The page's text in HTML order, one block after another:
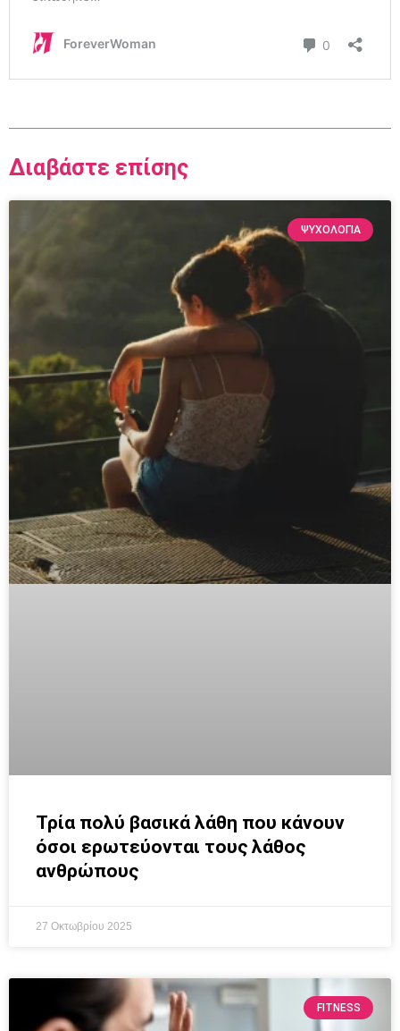
Διαβάστε επίσης
ΨΥΧΟΛΟΓΙΑ
Τρία πολύ βασικά λάθη που κάνουν
όσοι ερωτεύονται τους λάθος
ανθρώπους
27 Οκτωβρίου 2025
FITNESS